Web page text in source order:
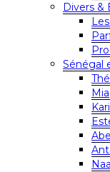
Divers &
Sénégal